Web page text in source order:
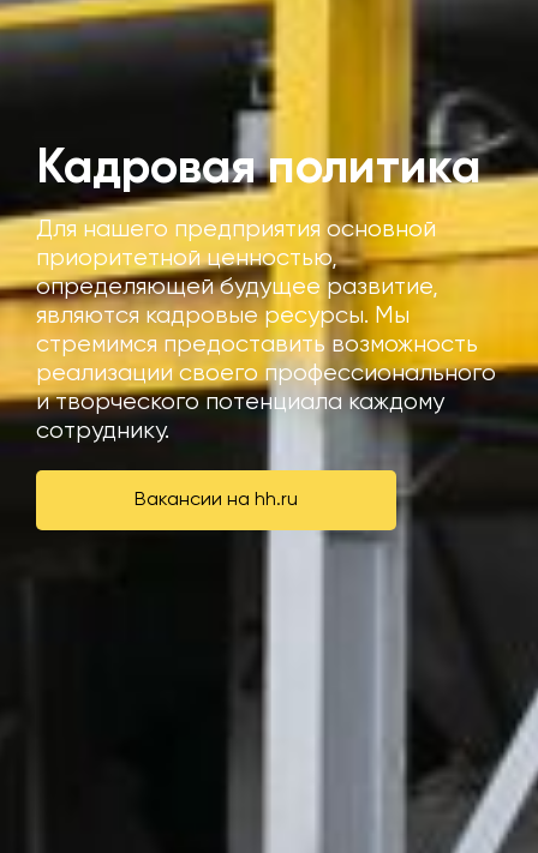
Кадровая политика
Для нашего предприятия основной
приоритетной ценностью,
определяющей будущее развитие,
являются кадровые ресурсы. Мы
стремимся предоставить возможность
реализации своего профессионального
и творческого потенциала каждому
сотруднику.
Вакансии на hh.ru